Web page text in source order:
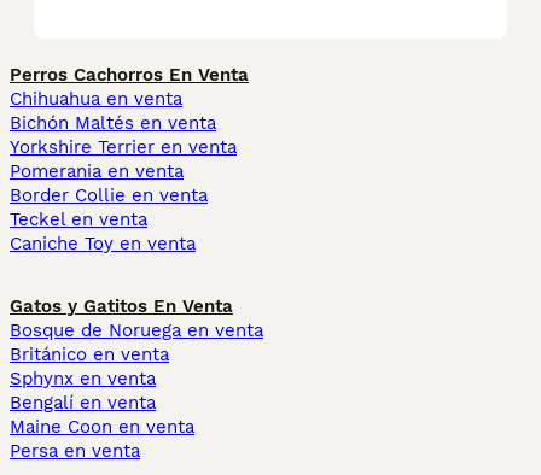
Perros Cachorros En Venta
Chihuahua en venta
Bichón Maltés en venta
Yorkshire Terrier en venta
Pomerania en venta
Border Collie en venta
Teckel en venta
Caniche Toy en venta
Gatos y Gatitos En Venta
Bosque de Noruega en venta
Británico en venta
Sphynx en venta
Bengalí en venta
Maine Coon en venta
Persa en venta